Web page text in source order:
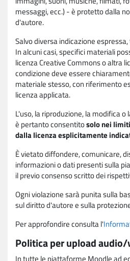
messaggi, ecc.) - è protetto dalla
d'autore.
Salvo diversa indicazione
In alcuni casi, specifici materiali
licenza Creative Commons o altra
condizione deve essere
materiale stesso, con riferimento
licenza applicata.
L'uso, la riproduzione, la modifica
è pertanto consentitosolo nei
dalla licenza esplicitamente
È vietato diffondere, comunicare,
informazioni o dati presenti sulla
il previo consenso scritto dei
Ogni violazione sarà punita sulla
sul diritto d'autore e sulla
Per approfondire consulta l'
Politica per upload
In tutte le piattaforme Moodle ad